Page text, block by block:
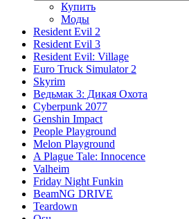
Купить
Моды
Resident Evil 2
Resident Evil 3
Resident Evil: Village
Euro Truck Simulator 2
Skyrim
Ведьмак 3: Дикая Охота
Cyberpunk 2077
Genshin Impact
People Playground
Melon Playground
A Plague Tale: Innocence
Valheim
Friday Night Funkin
BeamNG DRIVE
Teardown